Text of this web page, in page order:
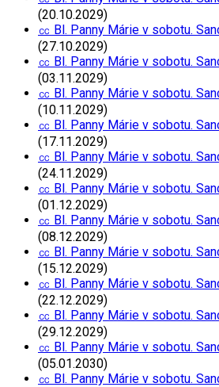
(20.10.2029)
㏄ Bl. Panny Márie v sobotu.
(27.10.2029)
㏄ Bl. Panny Márie v sobotu.
(03.11.2029)
㏄ Bl. Panny Márie v sobotu.
(10.11.2029)
㏄ Bl. Panny Márie v sobotu.
(17.11.2029)
㏄ Bl. Panny Márie v sobotu.
(24.11.2029)
㏄ Bl. Panny Márie v sobotu.
(01.12.2029)
㏄ Bl. Panny Márie v sobotu.
(08.12.2029)
㏄ Bl. Panny Márie v sobotu.
(15.12.2029)
㏄ Bl. Panny Márie v sobotu.
(22.12.2029)
㏄ Bl. Panny Márie v sobotu.
(29.12.2029)
㏄ Bl. Panny Márie v sobotu.
(05.01.2030)
㏄ Bl. Panny Márie v sobotu.